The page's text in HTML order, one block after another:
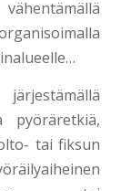
pyöräretkiä,
tai fiksun